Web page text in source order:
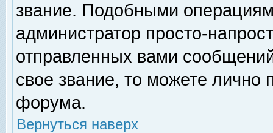
звание. Подобными
администратор просто-
отправленных вами
свое звание, то можете лично
форума.
Вернуться наверх